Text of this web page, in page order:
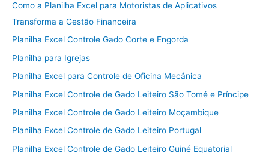
Como a Planilha Excel para Motoristas de Aplicativos
Transforma a Gestão Financeira
Planilha Excel Controle Gado Corte e Engorda
Planilha para Igrejas
Planilha Excel para Controle de Oficina Mecânica
Planilha Excel Controle de Gado Leiteiro São Tomé e Príncipe
Planilha Excel Controle de Gado Leiteiro Moçambique
Planilha Excel Controle de Gado Leiteiro Portugal
Planilha Excel Controle de Gado Leiteiro Guiné Equatorial